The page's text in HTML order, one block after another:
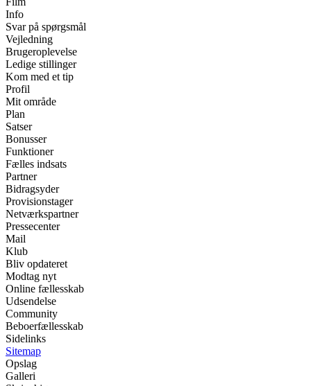
Info
Svar på spørgsmål
Vejledning
Brugeroplevelse
Ledige stillinger
Kom med et tip
Profil
Mit område
Plan
Satser
Bonusser
Funktioner
Fælles indsats
Partner
Bidragsyder
Provisionstager
Netværkspartner
Pressecenter
Mail
Klub
Bliv opdateret
Modtag nyt
Online fællesskab
Udsendelse
Community
Beboerfællesskab
Sidelinks
Sitemap
Opslag
Galleri